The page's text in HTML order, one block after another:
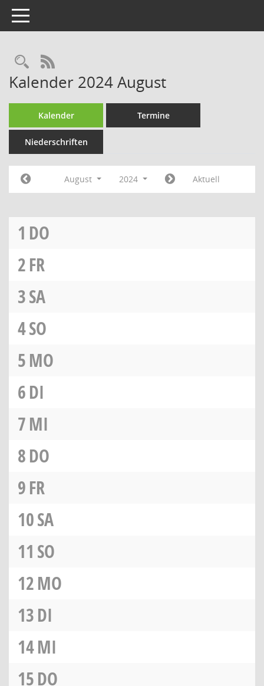
Toggle navigation
Rechercheauswahl
RSS-Feed
Kalender 2024 August
Kalender Termine
Niederschriften
August 2024 Aktuell
1 DO
2FR
3SA
4SO
5MO
6DI
7MI
8DO
9FR
10SA
11 SO
12MO
13DI
14MI
15DO